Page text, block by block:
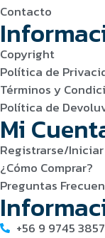
Contacto
Copyright
Política de
Términos y
Política de
Mi
Registrarse/
¿Cómo Comprar?
Preguntas
+56 9 9745 3857